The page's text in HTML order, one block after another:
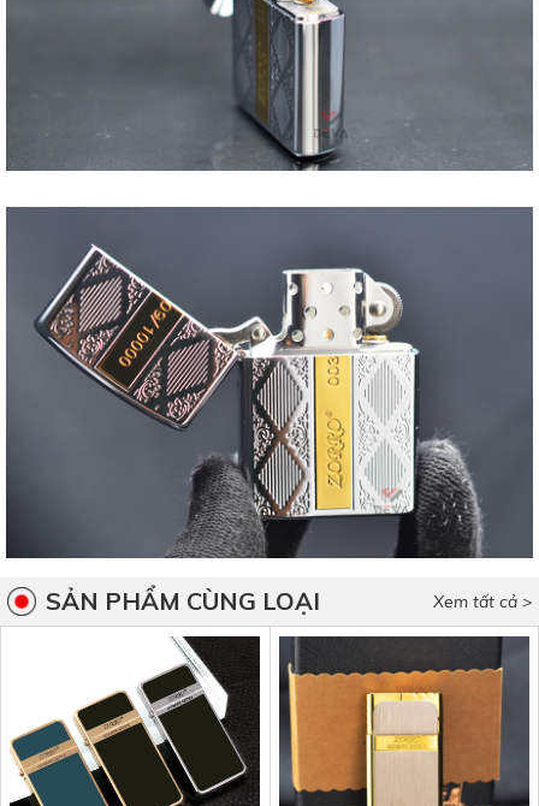
Xem tất cả >
SẢN PHẨM CÙNG LOẠI